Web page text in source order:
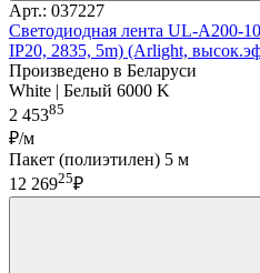
Арт.: 037227
Светодиодная лента UL-A200-
IP20, 2835, 5m) (Arlight,
Произведено в Беларуси
White | Белый 6000 K
2 45385
₽/м
Пакет (полиэтилен) 5 м
12 26925₽